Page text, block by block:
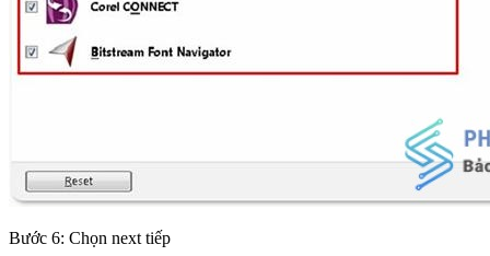
Bước 6: Chọn next tiếp